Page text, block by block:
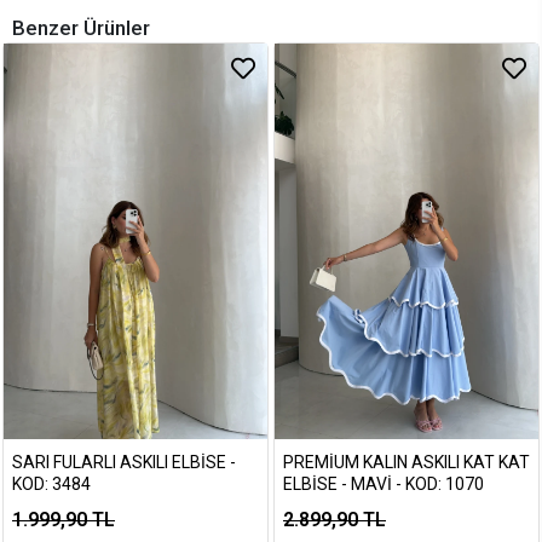
Benzer Ürünler
SARI FULARLI ASKILI ELBISE -
KOD: 3484
1.999,90 TL
PREMIUM KALIN ASKILI KAT KAT
ELBISE - MAVI - KOD: 1070
2.899,90 TL